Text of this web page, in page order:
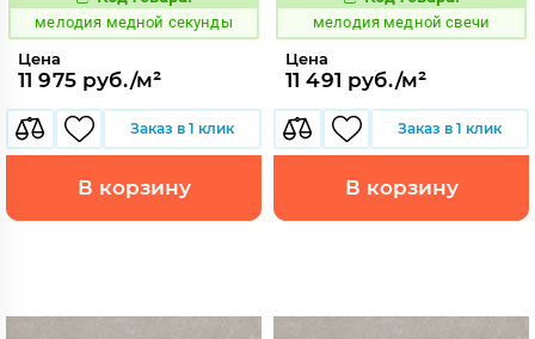
мелодия медной секунды
Цена
11 975 руб./м²
Заказ в 1 клик
В корзину
мелодия медной свечи
Цена
11 491 руб./м²
Заказ в 1 клик
В корзину